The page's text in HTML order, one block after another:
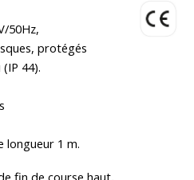
50Hz,
protégés
44).
longueur 1 m.